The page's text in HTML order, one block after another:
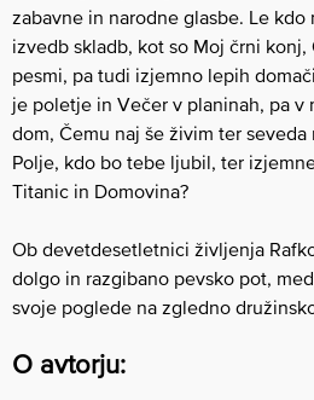
zabavne in narodne glasbe. Le
izvedb skladb, kot so Moj črni
pesmi, pa tudi izjemno lepih
je poletje in Večer v planinah, pa
dom, Čemu naj še živim ter
Polje, kdo bo tebe ljubil, ter
Titanic in Domovina?
Ob devetdesetletnici življenja
dolgo in razgibano pevsko pot,
svoje poglede na zgledno
O avtorju: